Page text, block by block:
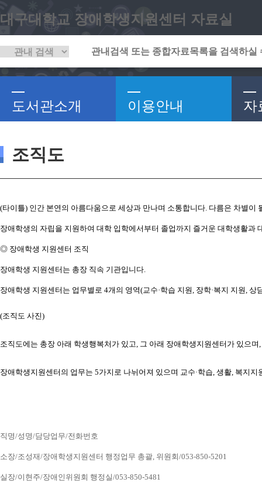
대구대학교 장애학생지원센터 자료실
도서관소개 이용안내 자
조직도
(타이틀) 인간 본연의 아름다움으로 세상과 만나며 소통합니다. 다름은 차별이
장애학생의 자립을 지원하여 대학 입학에서부터 졸업까지 즐거운 대학생활과
◎ 장애학생 지원센터 조직
장애학생 지원센터는 총장 직속 기관입니다.
장애학생 지원센터는 업무별로 4개의 영역(교수·학습 지원, 장학·복지 지원, 상
(조직도 사진)
조직도에는 총장 아래 학생행복처가 있고, 그 아래 장애학생지원센터가 있으
장애학생지원센터의 업무는 5가지로 나뉘어져 있으며 교수·학습, 생활, 복지
직명/성명/담당업무/전화번호
소장/조성재/장애학생지원센터 행정업무 총괄, 위원회/053-850-5201
실장/이현주/장애인위원회 행정실/053-850-5481